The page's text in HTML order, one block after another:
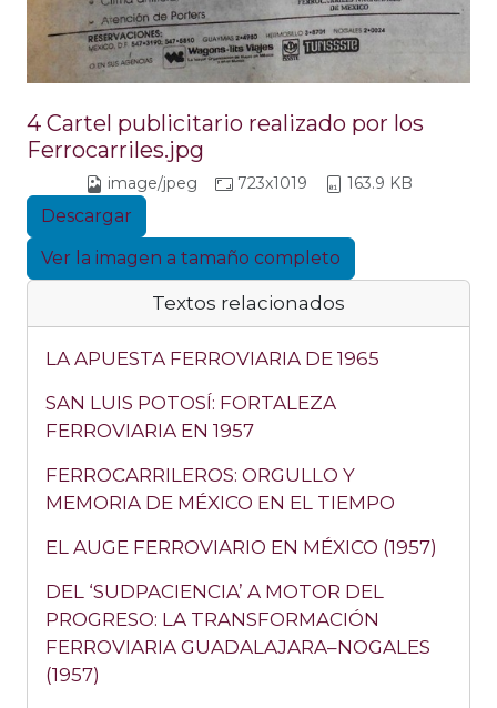
4 Cartel publicitario realizado por los
Ferrocarriles.jpg
image/jpeg 723x1019 163.9 KB
Descargar
Ver la imagen a tamaño completo
Textos relacionados
LA APUESTA FERROVIARIA DE 1965
SAN LUIS POTOSÍ: FORTALEZA
FERROVIARIA EN 1957
FERROCARRILEROS: ORGULLO Y
MEMORIA DE MÉXICO EN EL TIEMPO
EL AUGE FERROVIARIO EN MÉXICO (1957)
DEL ‘SUDPACIENCIA’ A MOTOR DEL
PROGRESO: LA TRANSFORMACIÓN
FERROVIARIA GUADALAJARA–NOGALES
(1957)